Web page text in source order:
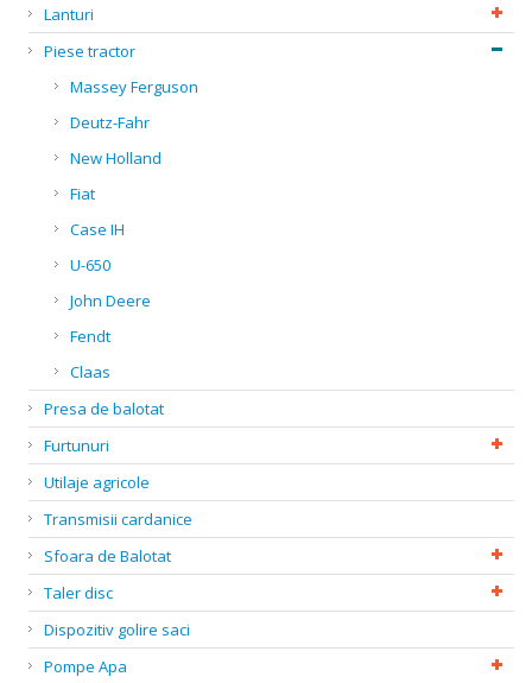
Lanturi
Piese tractor
Massey Ferguson
Deutz-Fahr
New Holland
Fiat
Case IH
U-650
John Deere
Fendt
Claas
Presa de balotat
Furtunuri
Utilaje agricole
Transmisii cardanice
Sfoara de Balotat
Taler disc
Dispozitiv golire saci
Pompe Apa